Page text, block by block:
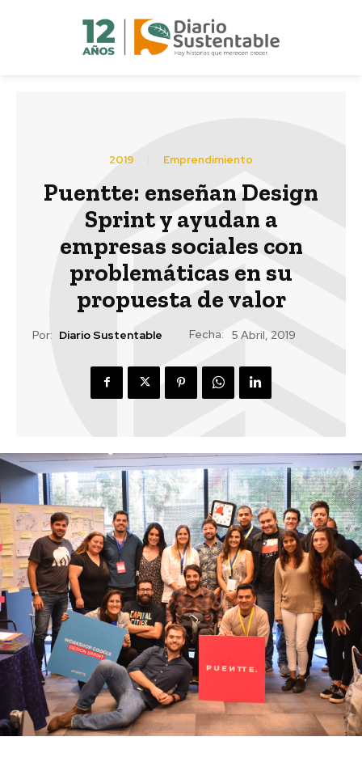
2019 Emprendimiento
Puentte: enseñan Design
Sprint y ayudan a
empresas sociales con
problemáticas en su
propuesta de valor
Por: Diario Sustentable Fecha: 5 Abril, 2019